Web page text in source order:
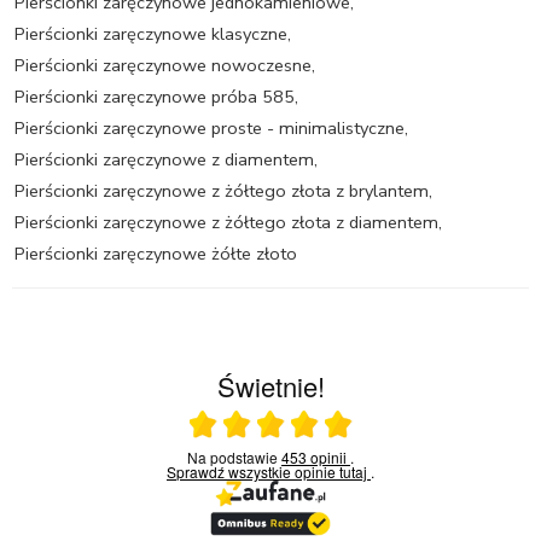
Pierścionki zaręczynowe klasyczne,
Pierścionki zaręczynowe nowoczesne,
Pierścionki zaręczynowe próba 585,
Pierścionki zaręczynowe proste - minimalistyczne,
Pierścionki zaręczynowe z diamentem,
Pierścionki zaręczynowe z żółtego złota z brylantem,
Pierścionki zaręczynowe z żółtego złota z diamentem,
Pierścionki zaręczynowe żółte złoto
Świetnie!
Ocena średnia 5 na 5
Na podstawie453 opinii .
Sprawdź wszystkie opinietutaj .